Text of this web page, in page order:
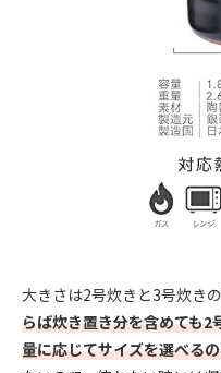
大きさは2号炊きと3号炊き
らば炊き置き分を含めても2
量に応じてサイズを選べる